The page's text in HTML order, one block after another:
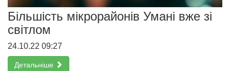
Більшість мікрорайонів Умані вже зі
світлом
24.10.22 09:27
Детальніше